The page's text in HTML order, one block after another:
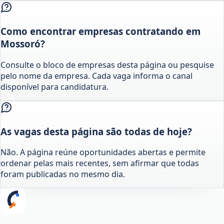
Como encontrar empresas contratando em
Mossoró?
Consulte o bloco de empresas desta página ou pesquise
pelo nome da empresa. Cada vaga informa o canal
disponível para candidatura.
As vagas desta página são todas de hoje?
Não. A página reúne oportunidades abertas e permite
ordenar pelas mais recentes, sem afirmar que todas
foram publicadas no mesmo dia.